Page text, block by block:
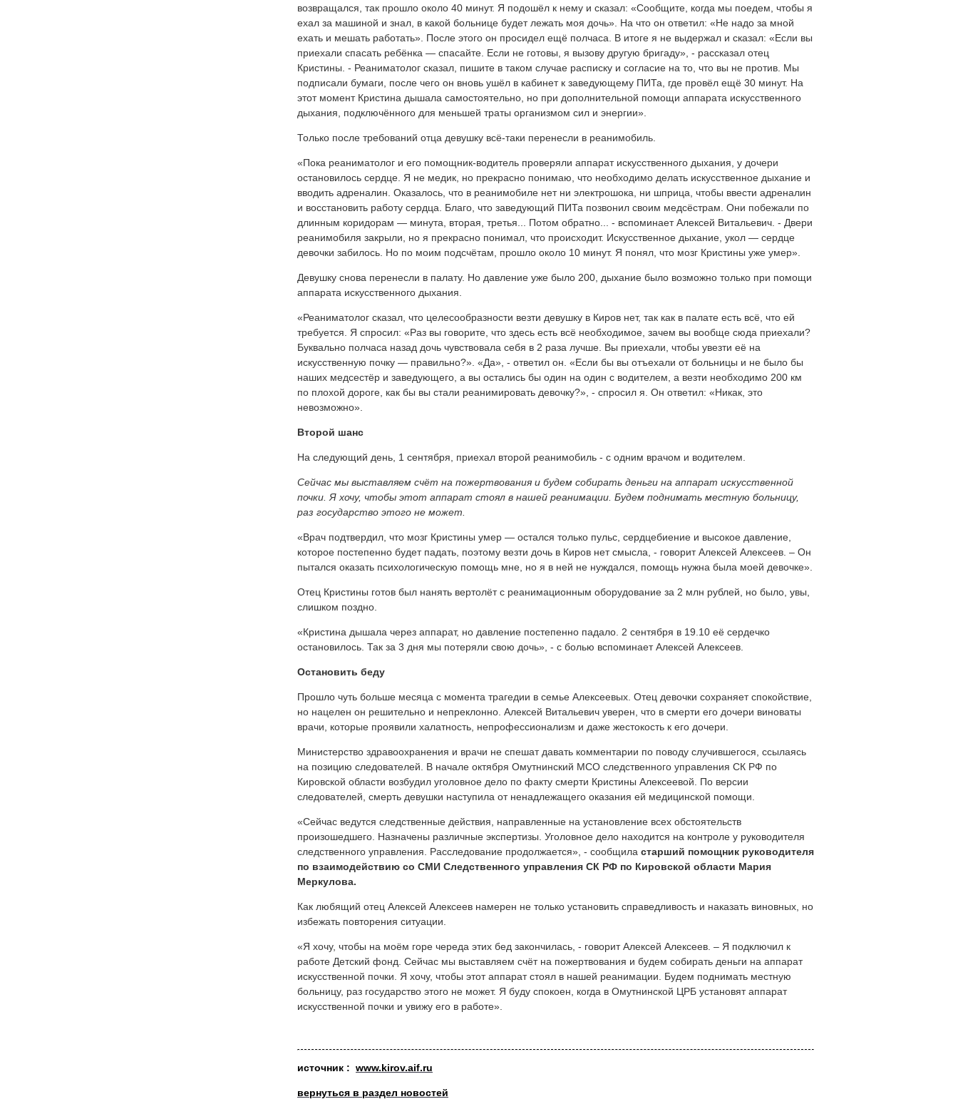
возвращался, так прошло около 40 минут. Я подошёл к нему и сказал: «Сообщите, когда мы поедем, чтобы я
ехал за машиной и знал, в какой больнице будет лежать моя дочь». На что он ответил: «Не надо за мной
ехать и мешать работать». После этого он просидел ещё полчаса. В итоге я не выдержал и сказал: «Если вы
приехали спасать ребёнка — спасайте. Если не готовы, я вызову другую бригаду», - рассказал отец
Кристины. - Реаниматолог сказал, пишите в таком случае расписку и согласие на то, что вы не против. Мы
подписали бумаги, после чего он вновь ушёл в кабинет к заведующему ПИТа, где провёл ещё 30 минут. На
этот момент Кристина дышала самостоятельно, но при дополнительной помощи аппарата искусственного
дыхания, подключённого для меньшей траты организмом сил и энергии».
Только после требований отца девушку всё-таки перенесли в реанимобиль.
«Пока реаниматолог и его помощник-водитель проверяли аппарат искусственного дыхания, у дочери
остановилось сердце. Я не медик, но прекрасно понимаю, что необходимо делать искусственное дыхание и
вводить адреналин. Оказалось, что в реанимобиле нет ни электрошока, ни шприца, чтобы ввести адреналин
и восстановить работу сердца. Благо, что заведующий ПИТа позвонил своим медсёстрам. Они побежали по
длинным коридорам — минута, вторая, третья... Потом обратно... - вспоминает Алексей Витальевич. - Двери
реанимобиля закрыли, но я прекрасно понимал, что происходит. Искусственное дыхание, укол — сердце
девочки забилось. Но по моим подсчётам, прошло около 10 минут. Я понял, что мозг Кристины уже умер».
Девушку снова перенесли в палату. Но давление уже было 200, дыхание было возможно только при помощи
аппарата искусственного дыхания.
«Реаниматолог сказал, что целесообразности везти девушку в Киров нет, так как в палате есть всё, что ей
требуется. Я спросил: «Раз вы говорите, что здесь есть всё необходимое, зачем вы вообще сюда приехали?
Буквально полчаса назад дочь чувствовала себя в 2 раза лучше. Вы приехали, чтобы увезти её на
искусственную почку — правильно?». «Да», - ответил он. «Если бы вы отъехали от больницы и не было бы
наших медсестёр и заведующего, а вы остались бы один на один с водителем, а везти необходимо 200 км
по плохой дороге, как бы вы стали реанимировать девочку?», - спросил я. Он ответил: «Никак, это
невозможно».
Второй шанс
На следующий день, 1 сентября, приехал второй реанимобиль - с одним врачом и водителем.
Сейчас мы выставляем счёт на пожертвования и будем собирать деньги на аппарат искусственной
почки. Я хочу, чтобы этот аппарат стоял в нашей реанимации. Будем поднимать местную больницу,
раз государство этого не может.
«Врач подтвердил, что мозг Кристины умер — остался только пульс, сердцебиение и высокое давление,
которое постепенно будет падать, поэтому везти дочь в Киров нет смысла, - говорит Алексей Алексеев. – Он
пытался оказать психологическую помощь мне, но я в ней не нуждался, помощь нужна была моей девочке».
Отец Кристины готов был нанять вертолёт с реанимационным оборудование за 2 млн рублей, но было, увы,
слишком поздно.
«Кристина дышала через аппарат, но давление постепенно падало. 2 сентября в 19.10 её сердечко
остановилось. Так за 3 дня мы потеряли свою дочь», - с болью вспоминает Алексей Алексеев.
Остановить беду
Прошло чуть больше месяца с момента трагедии в семье Алексеевых. Отец девочки сохраняет спокойствие,
но нацелен он решительно и непреклонно. Алексей Витальевич уверен, что в смерти его дочери виноваты
врачи, которые проявили халатность, непрофессионализм и даже жестокость к его дочери.
Министерство здравоохранения и врачи не спешат давать комментарии по поводу случившегося, ссылаясь
на позицию следователей. В начале октября Омутнинский МСО следственного управления СК РФ по
Кировской области возбудил уголовное дело по факту смерти Кристины Алексеевой. По версии
следователей, смерть девушки наступила от ненадлежащего оказания ей медицинской помощи.
«Сейчас ведутся следственные действия, направленные на установление всех обстоятельств
произошедшего. Назначены различные экспертизы. Уголовное дело находится на контроле у руководителя
следственного управления. Расследование продолжается», - сообщила старший помощник руководителя
по взаимодействию со СМИ Следственного управления СК РФ по Кировской области Мария
Меркулова.
Как любящий отец Алексей Алексеев намерен не только установить справедливость и наказать виновных, но
избежать повторения ситуации.
«Я хочу, чтобы на моём горе череда этих бед закончилась, - говорит Алексей Алексеев. – Я подключил к
работе Детский фонд. Сейчас мы выставляем счёт на пожертвования и будем собирать деньги на аппарат
искусственной почки. Я хочу, чтобы этот аппарат стоял в нашей реанимации. Будем поднимать местную
больницу, раз государство этого не может. Я буду спокоен, когда в Омутнинской ЦРБ установят аппарат
искусственной почки и увижу его в работе».
источник : www.kirov.aif.ru
вернуться в раздел новостей